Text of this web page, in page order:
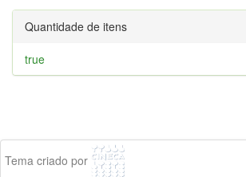
Quantidade de itens
true
Tema criado por